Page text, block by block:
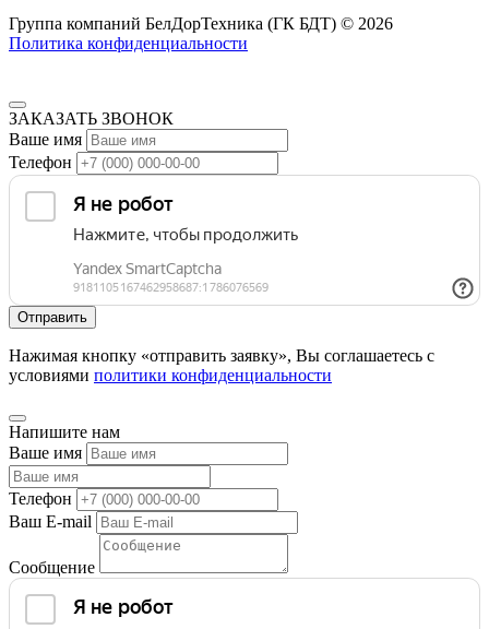
Группа компаний БелДорТехника (ГК БДТ) © 2026
Политика конфиденциальности
ЗАКАЗАТЬ ЗВОНОК
Ваше имя
Телефон
Нажимая кнопку «отправить заявку», Вы соглашаетесь с
условиями политики конфиденциальности
Напишите нам
Ваше имя
Телефон
Ваш E-mail
Сообщение